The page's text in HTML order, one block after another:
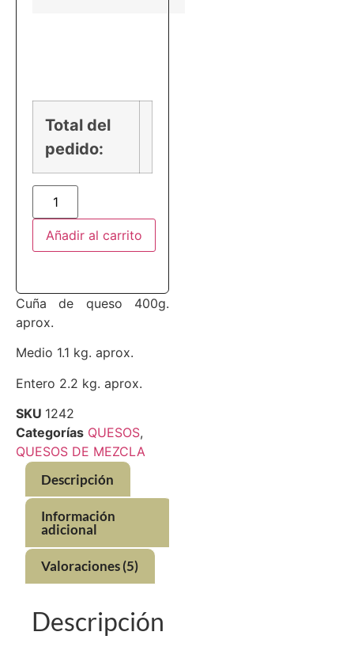
Total del
pedido:
Añadir al carrito
Cuña de queso 400g.
aprox.
Medio 1.1 kg. aprox.
Entero 2.2 kg. aprox.
SKU 1242
Categorías QUESOS,
QUESOS DE MEZCLA
Descripción
Información
adicional
Valoraciones (5)
Descripción